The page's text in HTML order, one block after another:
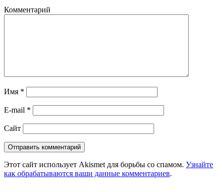
Комментарий
Имя *
E-mail *
Сайт
Этот сайт использует Akismet для борьбы со спамом. Узнайте
как обрабатываются ваши данные комментариев.